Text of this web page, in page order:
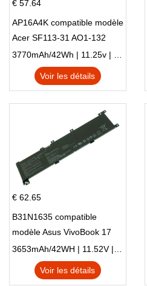
€ 57.64
AP16A4K compatible modèle
Acer SF113-31 AO1-132
NE132
3770mAh/42Wh | 11.25v | Li-ion ...
Voir les détails
€ 62.65
B31N1635 compatible
modèle Asus VivoBook 17
X705NC X705UA X705UV
X705UN X705UD
3653mAh/42WH | 11.52V | Li-ion ...
Voir les détails